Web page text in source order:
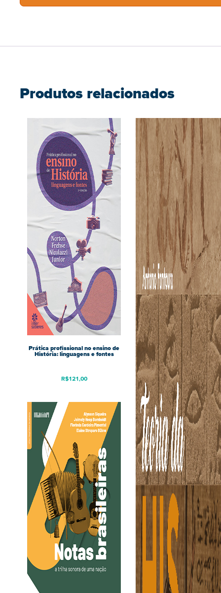
Produtos relacionados
Prática profissional no ensino de
História: linguagens e fontes
R$121,00